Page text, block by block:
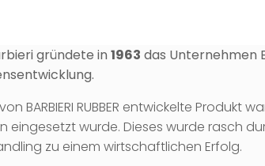
gründete in 1963 das Unternehmen
BARBIERI RUBBER entwickelte Produkt
eingesetzt wurde. Dieses wurde rasch
zu einem wirtschaftlichen Erfolg.